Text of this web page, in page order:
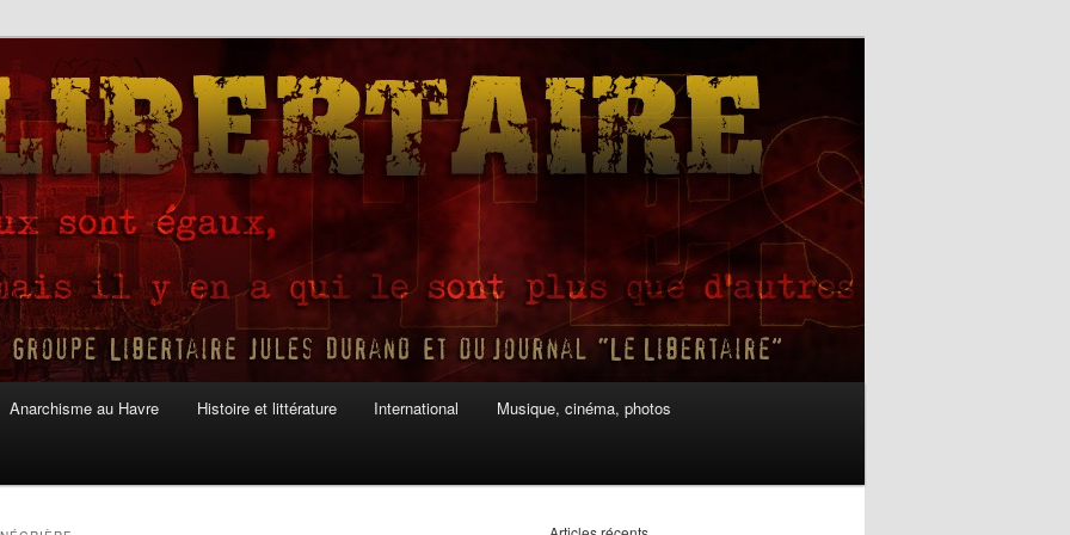
Anarchisme au Havre Histoire et littérature International Musique, cinéma, photos